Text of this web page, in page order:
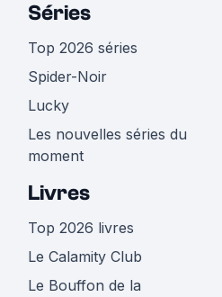
Séries
Top 2026 séries
Spider-Noir
Lucky
Les nouvelles séries du
moment
Livres
Top 2026 livres
Le Calamity Club
Le Bouffon de la